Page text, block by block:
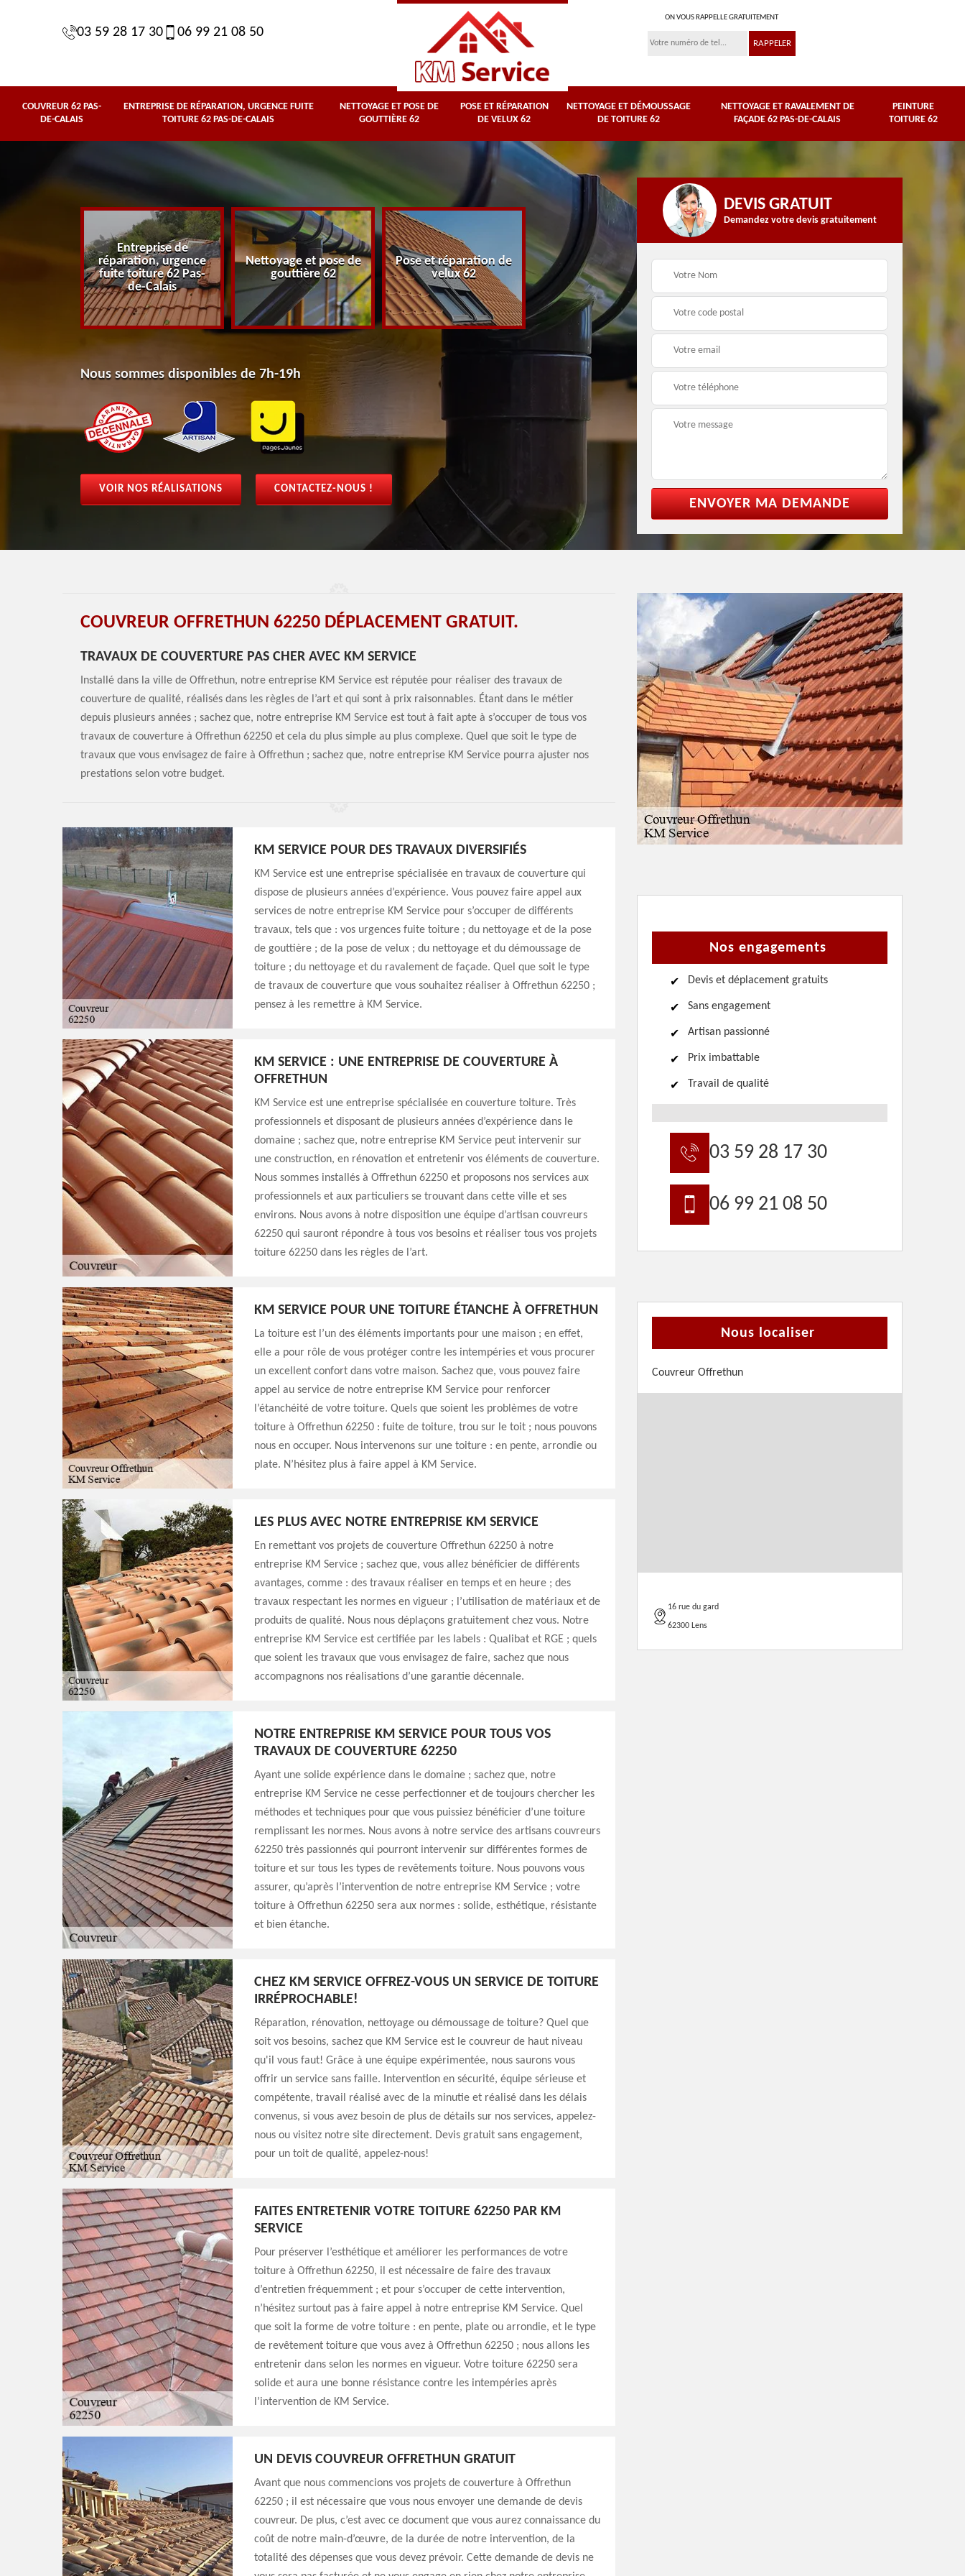
03 59 28 17 30 06 99 21 08 50
ON VOUS RAPPELLE GRATUITEMENT
COUVREUR 62 PAS-
DE-CALAIS
ENTREPRISE DE RÉPARATION, URGENCE FUITE
TOITURE 62 PAS-DE-CALAIS
NETTOYAGE ET POSE DE
GOUTTIÈRE 62
POSE ET RÉPARATION
DE VELUX 62
NETTOYAGE ET DÉMOUSSAGE
DE TOITURE 62
NETTOYAGE ET RAVALEMENT DE
FAÇADE 62 PAS-DE-CALAIS
PEINTURE
TOITURE 62
Entreprise de
réparation, urgence
fuite toiture 62 Pas-
de-Calais
Nettoyage et pose de
gouttière 62
Pose et réparation de
velux 62
Nettoyage et
démoussage de
toiture 62
62 Pas-de-Calais
Nous sommes disponibles de 7h-19h
VOIR NOS RÉALISATIONS CONTACTEZ-NOUS !
DEVIS GRATUIT
Demandez votre devis gratuitement
COUVREUR OFFRETHUN 62250 DÉPLACEMENT GRATUIT.
TRAVAUX DE COUVERTURE PAS CHER AVEC KM SERVICE
Installé dans la ville de Offrethun, notre entreprise KM Service est réputée pour réaliser des travaux de
couverture de qualité, réalisés dans les règles de l’art et qui sont à prix raisonnables. Étant dans le métier
depuis plusieurs années ; sachez que, notre entreprise KM Service est tout à fait apte à s’occuper de tous vos
travaux de couverture à Offrethun 62250 et cela du plus simple au plus complexe. Quel que soit le type de
travaux que vous envisagez de faire à Offrethun ; sachez que, notre entreprise KM Service pourra ajuster nos
prestations selon votre budget.
KM SERVICE POUR DES TRAVAUX DIVERSIFIÉS
KM Service est une entreprise spécialisée en travaux de couverture qui
dispose de plusieurs années d’expérience. Vous pouvez faire appel aux
services de notre entreprise KM Service pour s’occuper de différents
travaux, tels que : vos urgences fuite toiture ; du nettoyage et de la pose
de gouttière ; de la pose de velux ; du nettoyage et du démoussage de
toiture ; du nettoyage et du ravalement de façade. Quel que soit le type
de travaux de couverture que vous souhaitez réaliser à Offrethun 62250 ;
pensez à les remettre à KM Service.
KM SERVICE : UNE ENTREPRISE DE COUVERTURE À
OFFRETHUN
KM Service est une entreprise spécialisée en couverture toiture. Très
professionnels et disposant de plusieurs années d’expérience dans le
domaine ; sachez que, notre entreprise KM Service peut intervenir sur
une construction, en rénovation et entretenir vos éléments de couverture.
Nous sommes installés à Offrethun 62250 et proposons nos services aux
professionnels et aux particuliers se trouvant dans cette ville et ses
environs. Nous avons à notre disposition une équipe d’artisan couvreurs
62250 qui sauront répondre à tous vos besoins et réaliser tous vos projets
toiture 62250 dans les règles de l’art.
KM SERVICE POUR UNE TOITURE ÉTANCHE À OFFRETHUN
La toiture est l’un des éléments importants pour une maison ; en effet,
elle a pour rôle de vous protéger contre les intempéries et vous procurer
un excellent confort dans votre maison. Sachez que, vous pouvez faire
appel au service de notre entreprise KM Service pour renforcer
l’étanchéité de votre toiture. Quels que soient les problèmes de votre
toiture à Offrethun 62250 : fuite de toiture, trou sur le toit ; nous pouvons
nous en occuper. Nous intervenons sur une toiture : en pente, arrondie ou
plate. N’hésitez plus à faire appel à KM Service.
LES PLUS AVEC NOTRE ENTREPRISE KM SERVICE
En remettant vos projets de couverture Offrethun 62250 à notre
entreprise KM Service ; sachez que, vous allez bénéficier de différents
avantages, comme : des travaux réaliser en temps et en heure ; des
travaux respectant les normes en vigueur ; l’utilisation de matériaux et de
produits de qualité. Nous nous déplaçons gratuitement chez vous. Notre
entreprise KM Service est certifiée par les labels : Qualibat et RGE ; quels
que soient les travaux que vous envisagez de faire, sachez que nous
accompagnons nos réalisations d’une garantie décennale.
NOTRE ENTREPRISE KM SERVICE POUR TOUS VOS
TRAVAUX DE COUVERTURE 62250
Ayant une solide expérience dans le domaine ; sachez que, notre
entreprise KM Service ne cesse perfectionner et de toujours chercher les
méthodes et techniques pour que vous puissiez bénéficier d’une toiture
remplissant les normes. Nous avons à notre service des artisans couvreurs
62250 très passionnés qui pourront intervenir sur différentes formes de
toiture et sur tous les types de revêtements toiture. Nous pouvons vous
assurer, qu’après l’intervention de notre entreprise KM Service ; votre
toiture à Offrethun 62250 sera aux normes : solide, esthétique, résistante
et bien étanche.
CHEZ KM SERVICE OFFREZ-VOUS UN SERVICE DE TOITURE
IRRÉPROCHABLE!
Réparation, rénovation, nettoyage ou démoussage de toiture? Quel que
soit vos besoins, sachez que KM Service est le couvreur de haut niveau
qu'il vous faut! Grâce à une équipe expérimentée, nous saurons vous
offrir un service sans faille. Intervention en sécurité, équipe sérieuse et
compétente, travail réalisé avec de la minutie et réalisé dans les délais
convenus, si vous avez besoin de plus de détails sur nos services, appelez-
nous ou visitez notre site directement. Devis gratuit sans engagement,
pour un toit de qualité, appelez-nous!
FAITES ENTRETENIR VOTRE TOITURE 62250 PAR KM
SERVICE
Pour préserver l’esthétique et améliorer les performances de votre
toiture à Offrethun 62250, il est nécessaire de faire des travaux
d’entretien fréquemment ; et pour s’occuper de cette intervention,
n’hésitez surtout pas à faire appel à notre entreprise KM Service. Quel
que soit la forme de votre toiture : en pente, plate ou arrondie, et le type
de revêtement toiture que vous avez à Offrethun 62250 ; nous allons les
entretenir dans selon les normes en vigueur. Votre toiture 62250 sera
solide et aura une bonne résistance contre les intempéries après
l’intervention de KM Service.
UN DEVIS COUVREUR OFFRETHUN GRATUIT
Avant que nous commencions vos projets de couverture à Offrethun
62250 ; il est nécessaire que vous nous envoyer une demande de devis
couvreur. De plus, c’est avec ce document que vous aurez connaissance du
coût de notre main-d’œuvre, de la durée de notre intervention, de la
totalité des dépenses que vous devez prévoir. Cette demande de devis ne
Nos engagements
Devis et déplacement gratuits
Sans engagement
Artisan passionné
Prix imbattable
Travail de qualité
03 59 28 17 30
06 99 21 08 50
Nous localiser
Couvreur Offrethun
16 rue du gard
62300 Lens